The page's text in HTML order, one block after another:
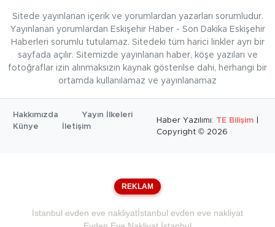
Sitede yayınlanan içerik ve yorumlardan yazarları sorumludur.
Yayınlanan yorumlardan Eskişehir Haber - Son Dakika Eskişehir
Haberleri sorumlu tutulamaz. Sitedeki tüm harici linkler ayrı bir
sayfada açılır. Sitemizde yayınlanan haber, köşe yazıları ve
fotoğraflar izin alınmaksızın kaynak gösterilse dahi, herhangi bir
ortamda kullanılamaz ve yayınlanamaz
Hakkımızda
Yayın İlkeleri
Künye
İletişim
Haber Yazılımı: TE Bilişim
Copyright © 2026
REKLAM
İstanbul evden eve nakliyatİstanbul evden eve nakliyat